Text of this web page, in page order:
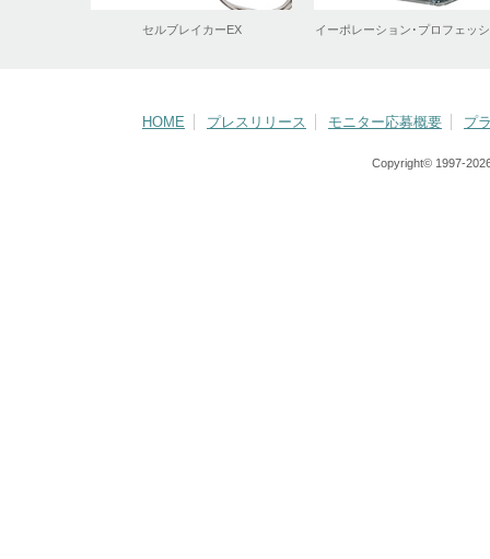
HOME プレスリリース モニター応募概要 プ
Copyright© 1997-